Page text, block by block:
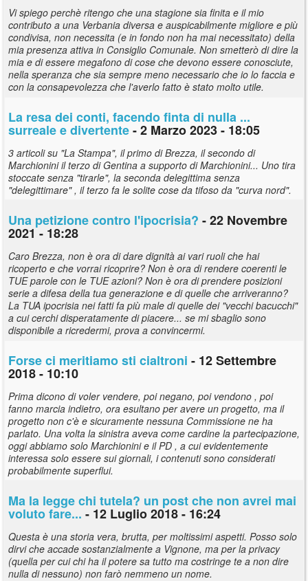
Vi spiego perchè ritengo che una stagione sia finita e il mio
contributo a una Verbania diversa e auspicabilmente migliore e più
condivisa, non necessita (e in fondo non ha mai necessitato) della
mia presenza attiva in Consiglio Comunale. Non smetterò di dire la
mia e di essere megafono di cose che devono essere conosciute,
nella speranza che sia sempre meno necessario che io lo faccia e
con la consapevolezza che l'averlo fatto è stato molto utile.
La resa dei conti, facendo finta di nulla ...
surreale e divertente- 2 Marzo 2023 - 18:05
3 articoli su "La Stampa", il primo di Brezza, il secondo di
Marchionini il terzo di Gentina a supporto di Marchionini... Uno tira
stoccate senza "tirarle", la seconda delegittima senza
"delegittimare" , il terzo fa le solite cose da tifoso da "curva nord".
Una petizione contro l'ipocrisia? - 22 Novembre
2021 - 18:28
Caro Brezza, non è ora di dare dignità ai vari ruoli che hai
ricoperto e che vorrai ricoprire? Non è ora di rendere coerenti le
TUE parole con le TUE azioni? Non è ora di prendere posizioni
serie a difesa della tua generazione e di quelle che arriveranno?
La TUA ipocrisia nei fatti fa più male di quelle dei "vecchi bacucchi"
a cui cerchi disperatamente di piacere... se mi sbaglio sono
disponibile a ricredermi, prova a convincermi.
Forse ci meritiamo sti cialtroni - 12 Settembre
2018 - 10:10
Prima dicono di voler vendere, poi negano, poi vendono , poi
fanno marcia indietro, ora esultano per avere un progetto, ma il
progetto non c'è e sicuramente nessuna Commissione ne ha
parlato. Una volta la sinistra aveva come cardine la partecipazione,
oggi abbiamo solo Marchionini e il PD , a cui evidentemente
interessa solo essere sui giornali, i contenuti sono considerati
probabilmente superflui.
Ma la legge chi tutela? un post che non avrei mai
voluto fare... - 12 Luglio 2018 - 16:24
Questa è una storia vera, brutta, per moltissimi aspetti. Posso solo
dirvi che accade sostanzialmente a Vignone, ma per la privacy
(quella per cui chi ha il potere sa tutto ma costringe te a non dire
nulla di nessuno) non farò nemmeno un nome.